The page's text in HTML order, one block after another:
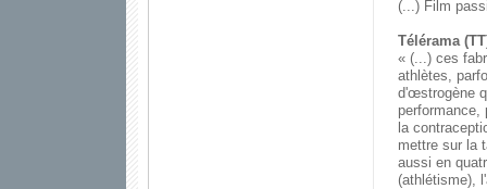
(...) Film
Télérama
« (...) ces
athlètes,
d'œstrogène
performance,
la
mettre sur la
aussi en
(athlétisme),